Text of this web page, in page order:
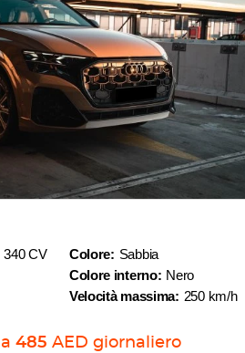
340 CV
Colore: Sabbia
Colore interno: Nero
Velocità massima: 250 km/h
a 485 AED giornaliero